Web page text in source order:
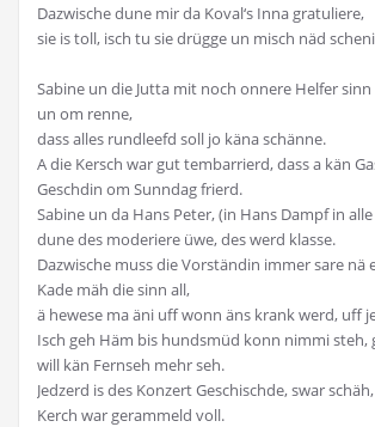
Dazwische dune mir da Koval‘s Inna gratuliere,
sie is toll, isch tu sie drügge un misch näd
Sabine un die Jutta mit noch onnere Helfer
un om renne,
dass alles rundleefd soll jo käna schänne.
A die Kersch war gut tembarrierd, dass a kän
Geschdin om Sunndag frierd.
Sabine un da Hans Peter, (in Hans Dampf in alle
dune des moderiere üwe, des werd klasse.
Dazwische muss die Vorständin immer sare nä
Kade mäh die sinn all,
ä hewese ma äni uff wonn äns krank werd, uff
Isch geh Häm bis hundsmüd konn nimmi steh,
will kän Fernseh mehr seh.
Jedzerd is des Konzert Geschischde, swar
Kerch war gerammeld voll.